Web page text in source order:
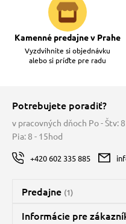
Kamenné predajne v Prahe
Vyzdvihnite si objednávku
alebo si príďte pre radu
Potrebujete poradiť?
v pracovných dňoch Po - Štv:
Pia: 8 - 15hod
+420 602 335 885
Predajne (1)
Predajňa a sklad
Informácie pre